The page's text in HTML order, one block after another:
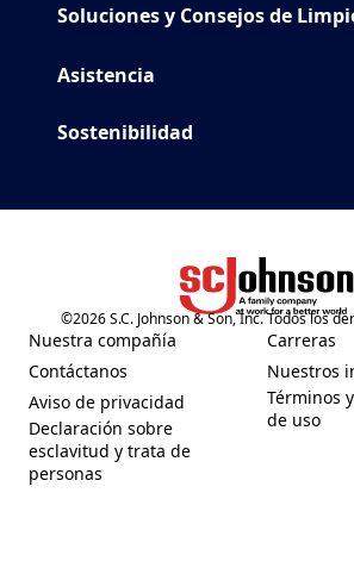
Soluciones y Consejos de
Asistencia
Sostenibilidad
(Opens in a new
©2026S.C. Johnson & Son, Inc. Todos los
Nuestra compañía
(Opens in a new tab)
Contáctanos
(Opens in a new tab)
Aviso de privacidad
(Opens in a new tab)
Declaración sobre
esclavitud y trata de
personas
(Opens in a new tab)
Carreras
(Opens in
Nuestros
(Opens in
Términos
de uso
(Opens in